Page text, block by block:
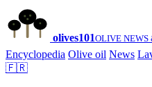
olives101OLIVE NEWS
Encyclopedia Olive oil News
🇫🇷